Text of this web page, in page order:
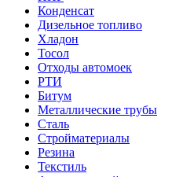
Конденсат
Дизельное топливо
Хладон
Тосол
Отходы автомоек
РТИ
Битум
Металлические трубы
Сталь
Стройматериалы
Резина
Текстиль